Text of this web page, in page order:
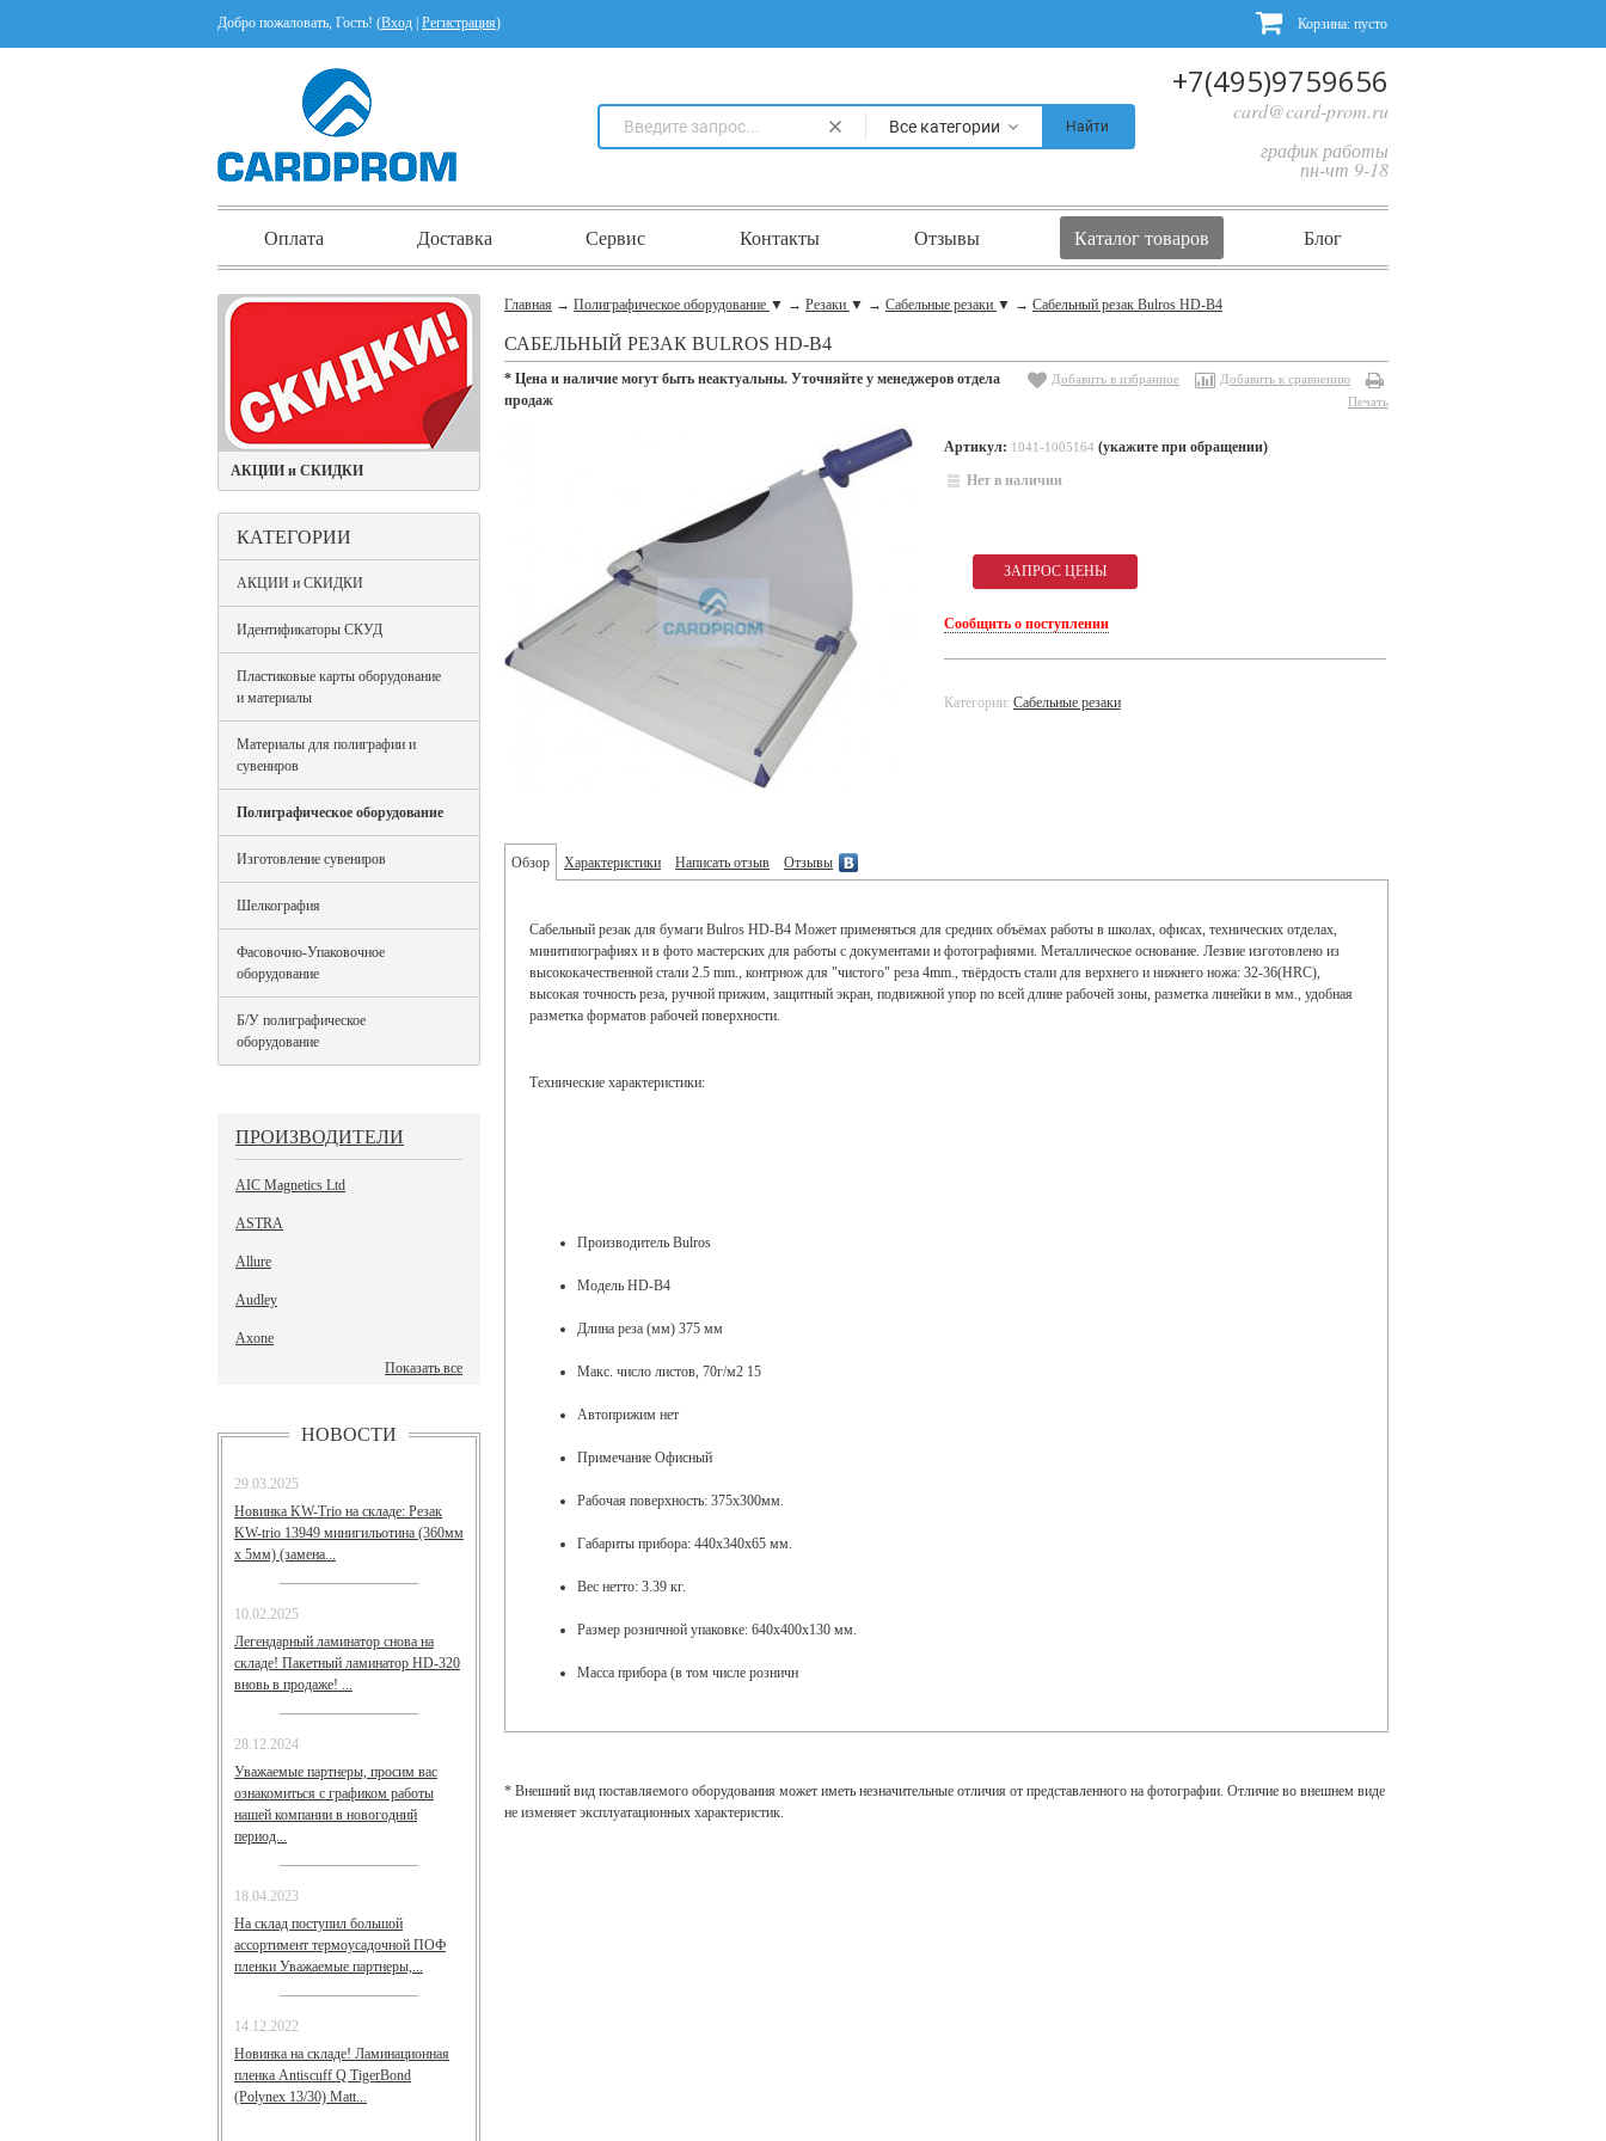
Добро пожаловать, Гость! (Вход Регистрация) Корзина: пусто
Все категории Найти
+7(495)9759656
card@card-prom.ru
график работы
пн-чт 9-18
Оплата Доставка Сервис Контакты Отзывы Каталог товаров Блог
АКЦИИ и СКИДКИ
КАТЕГОРИИ
АКЦИИ и СКИДКИ
Идентификаторы СКУД
Пластиковые карты оборудование
и материалы
Материалы для полиграфии и
сувениров
Полиграфическое оборудование
Изготовление сувениров
Шелкография
Фасовочно-Упаковочное
оборудование
Б/У полиграфическое
оборудование
ПРОИЗВОДИТЕЛИ
AIC Magnetics Ltd
ASTRA
Allure
Audley
Axone
Показать все
НОВОСТИ
29.03.2025
Новинка KW-Trio на складе: Резак
KW-trio 13949 минигильотина (360мм
х 5мм) (замена...
10.02.2025
Легендарный ламинатор снова на
складе! Пакетный ламинатор HD-320
вновь в продаже! ...
28.12.2024
Уважаемые партнеры, просим вас
ознакомиться с графиком работы
нашей компании в новогодний
период...
18.04.2023
На склад поступил большой
ассортимент термоусадочной ПОФ
пленки Уважаемые партнеры,...
14.12.2022
Новинка на складе! Ламинационная
пленка Antiscuff Q TigerBond
(Polynex 13/30) Matt...
Главная → Полиграфическое оборудование ▼ → Резаки ▼ → Сабельные резаки ▼ → Сабельный резак Bulros HD-B4
САБЕЛЬНЫЙ РЕЗАК BULROS HD-B4
* Цена и наличие могут быть неактуальны. Уточняйте у менеджеров отдела
продаж
Добавить в избранное
Добавить к сравнению
Печать
Артикул: 1041-1005164 (укажите при обращении)
Нет в наличии
Сообщить о поступлении
Категории: Сабельные резаки
Обзор Характеристики Написать отзыв Отзывы
Сабельный резак для бумаги Bulros HD-B4 Может применяться для средних объёмах работы в школах, офисах, технических отделах,
минитипографиях и в фото мастерских для работы с документами и фотографиями. Металлическое основание. Лезвие изготовлено из
высококачественной стали 2.5 mm., контрнож для "чистого" реза 4mm., твёрдость стали для верхнего и нижнего ножа: 32-36(HRC),
высокая точность реза, ручной прижим, защитный экран, подвижной упор по всей длине рабочей зоны, разметка линейки в мм., удобная
разметка форматов рабочей поверхности.
Технические характеристики:
Производитель Bulros
Модель HD-B4
Длина реза (мм) 375 мм
Макс. число листов, 70г/м2 15
Автоприжим нет
Примечание Офисный
Рабочая поверхность: 375х300мм.
Габариты прибора: 440х340х65 мм.
Вес нетто: 3.39 кг.
Размер розничной упаковке: 640х400х130 мм.
Масса прибора (в том числе розничн
* Внешний вид поставляемого оборудования может иметь незначительные отличия от представленного на фотографии. Отличие во внешнем виде
не изменяет эксплуатационных характеристик.